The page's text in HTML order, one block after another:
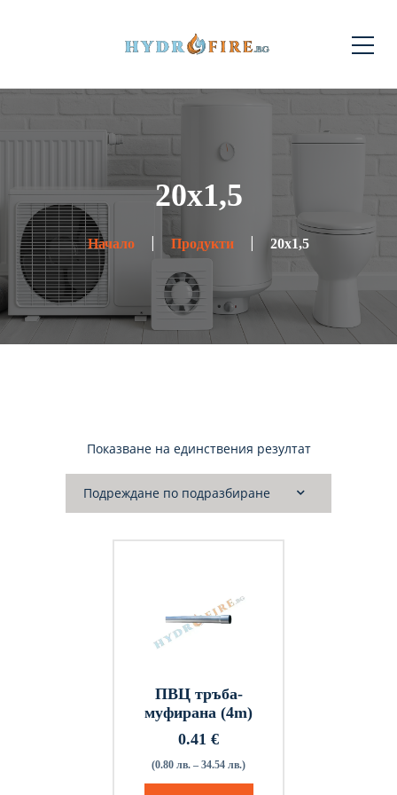
20x1,5
Начало Продукти 20x1,5
Показване на единствения резултат
ПВЦ тръба-
муфирана (4m)
0.41 €
(0.80 лв. – 34.54 лв.)